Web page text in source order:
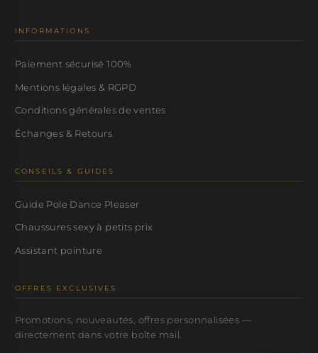
INFORMATIONS
Paiement sécurisé 100%
Mentions légales & RGPD
Conditions générales de ventes
Échanges & Retours
CONSEILS & GUIDES
Guide Pole Dance Pleaser
Chaussures sexy à petits prix
Assistant pointure
OFFRES EXCLUSIVES
Promotions, nouveautés, offres personnalisées —
directement dans votre boîte mail.